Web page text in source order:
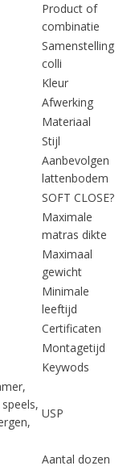
Product of
combinatie
Samenstelling
colli
Kleur
Afwerking
Materiaal
Stijl
Aanbevolgen
lattenbodem
SOFT CLOSE?
Maximale
matras dikte
Maximaal
gewicht
Minimale
leeftijd
Certificaten
Montagetijd
Keywods
USP
Aantal dozen